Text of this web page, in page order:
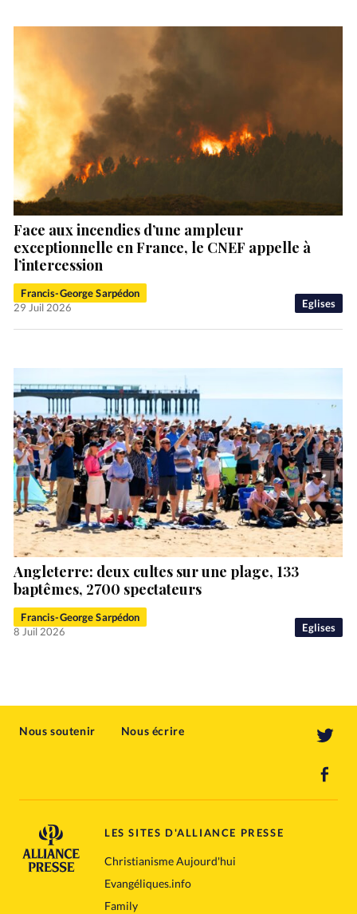
Eglises
Face aux incendies d’une ampleur
exceptionnelle en France, le CNEF appelle à
l’intercession
Francis-George Sarpédon
29 Juil 2026
Eglises
Angleterre: deux cultes sur une plage, 133
baptêmes, 2700 spectateurs
Francis-George Sarpédon
8 Juil 2026
Nous soutenir Nous écrire
LES SITES D'ALLIANCE PRESSE
Christianisme Aujourd'hui
Evangéliques.info
Family